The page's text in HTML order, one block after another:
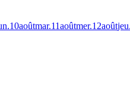
10aoûtmar.11aoûtmer.12août